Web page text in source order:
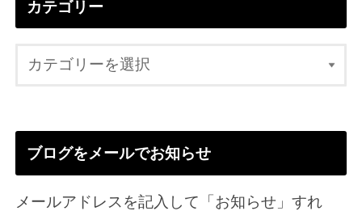
カテゴリー
ブログをメールでお知らせ
メールアドレスを記入して「お知らせ」すれ